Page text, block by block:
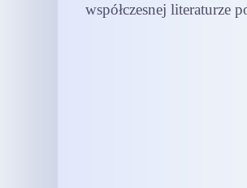
współczesnej literaturze